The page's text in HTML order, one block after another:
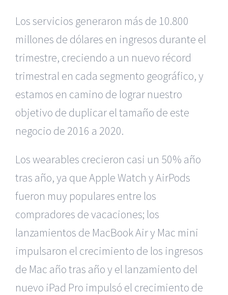
Los servicios generaron más de 10.800
millones de dólares en ingresos durante el
trimestre, creciendo a un nuevo récord
trimestral en cada segmento geográfico, y
estamos en camino de lograr nuestro
objetivo de duplicar el tamaño de este
negocio de 2016 a 2020.
Los wearables crecieron casi un 50% año
tras año, ya que Apple Watch y AirPods
fueron muy populares entre los
compradores de vacaciones; los
lanzamientos de MacBook Air y Mac mini
impulsaron el crecimiento de los ingresos
de Mac año tras año y el lanzamiento del
nuevo iPad Pro impulsó el crecimiento de